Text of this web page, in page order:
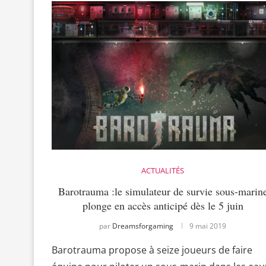
ACTUALITÉS
Barotrauma :le simulateur de survie sous-
plonge en accès anticipé dès le 5 juin
par Dreamsforgaming 9 mai 2019
Barotrauma propose à seize joueurs de faire